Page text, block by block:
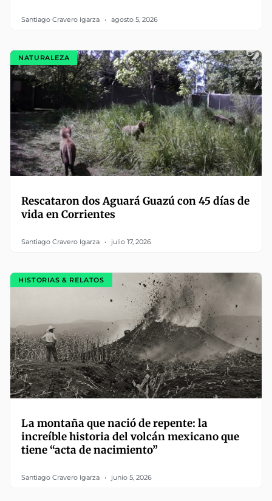
Santiago Cravero Igarza agosto 5, 2026
NATURALEZA
Rescataron dos Aguará Guazú con 45 días de
vida en Corrientes
Santiago Cravero Igarza julio 17, 2026
HISTORIAS & RELATOS
La montaña que nació de repente: la
increíble historia del volcán mexicano que
tiene “acta de nacimiento”
Santiago Cravero Igarza junio 5, 2026